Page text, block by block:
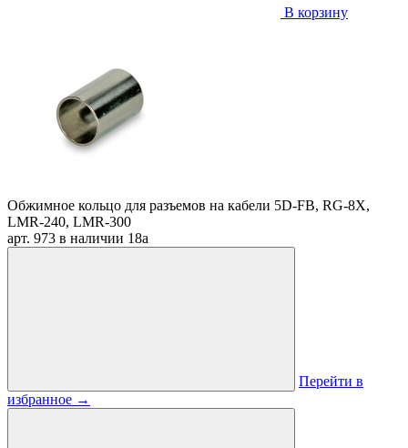
В корзину
Обжимное кольцо для разъемов на кабели 5D-FB, RG-8X,
LMR-240, LMR-300
арт. 973 в наличии 18a
Перейти в
избранное →